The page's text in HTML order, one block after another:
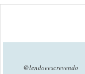
@lendoeescrevendo